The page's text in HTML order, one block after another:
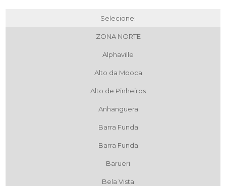
Selecione:
ZONA NORTE
Alphaville
Alto da Mooca
Alto de Pinheiros
Anhanguera
Barra Funda
Barra Funda
Barueri
Bela Vista